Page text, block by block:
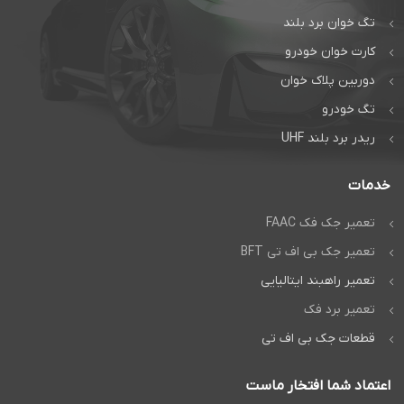
راهبند و درب
اتوماتیک دژآک
تگ خوان برد بلند
کارت خوان خودرو
دوربین پلاک خوان
تگ خودرو
ریدر برد بلند UHF
خدمات
تعمیر جک فک FAAC
تعمیر جک بی اف تی BFT
تعمیر راهبند ایتالیایی
تعمیر برد فک
قطعات جک بی اف تی
اعتماد شما افتخار ماست